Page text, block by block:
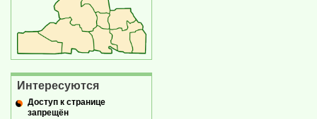
Интересуются
Доступ к странице
запрещён